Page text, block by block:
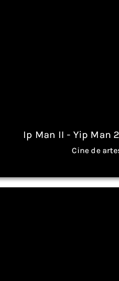
Ip Man II - Yip Man
Cine de